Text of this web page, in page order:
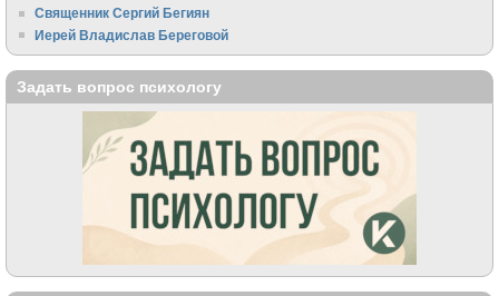
Священник Сергий Бегиян
Иерей Владислав Береговой
Задать вопрос психологу